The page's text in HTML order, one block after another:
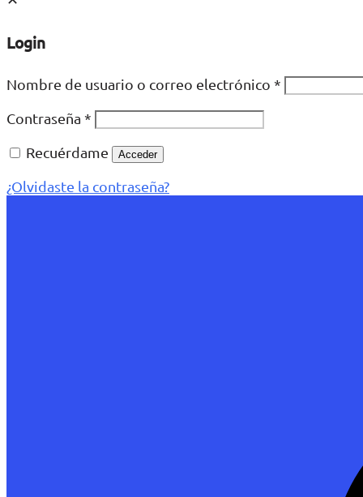
Login
Nombre de usuario o correo electrónico *
Contraseña *
Recuérdame
Acceder
¿Olvidaste la contraseña?